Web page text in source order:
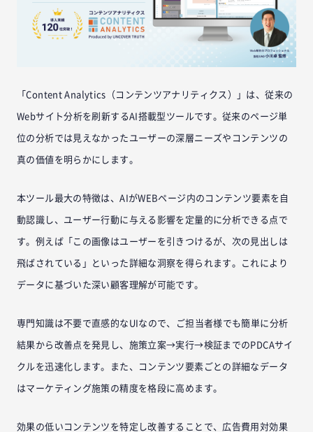
「Content Analytics（コンテンツアナリティクス）」は、従来の
Webサイト分析を刷新するAI搭載型ツールです。従来のページ単
位の分析では見えなかったユーザーの深層ニーズやコンテンツの
真の価値を明らかにします。
本ツール最大の特徴は、AIがWEBページ内のコンテンツ要素を自
動認識し、ユーザー行動に与える影響を定量的に分析できる点で
す。例えば「この画像はユーザーを引きつけるが、次の見出しは
飛ばされている」といった詳細な洞察を得られます。これにより
データに基づいた深い顧客理解が可能です。
専門知識は不要で直感的なUIなので、ご担当者様でも簡単に分析
結果から改善点を発見し、施策立案→実行→検証までのPDCAサイ
クルを迅速化します。また、コンテンツ要素ごとの詳細なデータ
はマーケティング施策の精度を格段に高めます。
効果の低いコンテンツを特定し改善することで、広告費用対効果